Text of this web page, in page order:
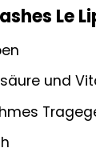
Le
und